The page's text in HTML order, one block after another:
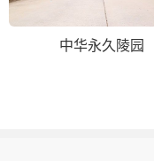
中华永久陵园